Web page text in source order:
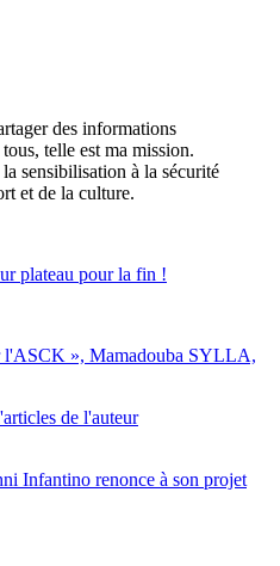
des informations
telle est ma mission.
sensibilisation à la sécurité
et de la culture.
plateau pour la fin !
l'ASCK », Mamadouba SYLLA,
de l'auteur
Infantino renonce à son projet